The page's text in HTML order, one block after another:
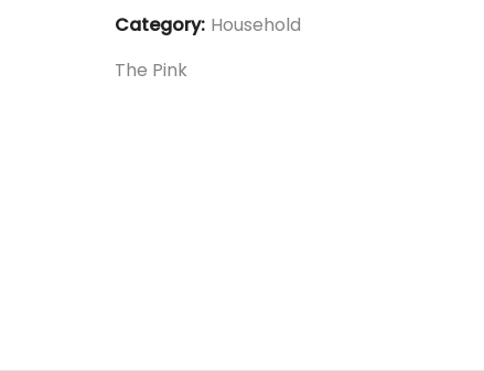
Category: Household
The Pink